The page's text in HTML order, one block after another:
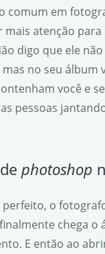
comum em
mais atenção
digo que ele
no seu álbum
você e
pessoas
photoshop
perfeito, o
chega o
E então ao